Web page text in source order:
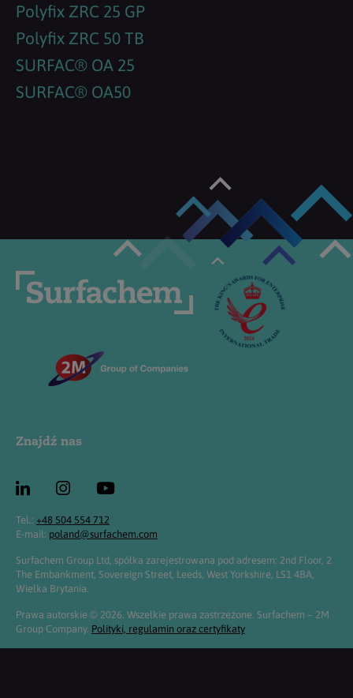
Polyfix ZRC 25 GP
Polyfix ZRC 50 TB
SURFAC® OA 25
SURFAC® OA50
Znajdź nas
Tel.: +48 504 554 712
E-mail: poland@surfachem.com
Surfachem Group Ltd, spółka zarejestrowana pod adresem: 2nd Floor, 2
The Embankment, Sovereign Street, Leeds, West Yorkshire, LS1 4BA,
Wielka Brytania.
Prawa autorskie © 2026. Wszelkie prawa zastrzeżone. Surfachem – 2M
Group Company. Polityki, regulamin oraz certyfikaty